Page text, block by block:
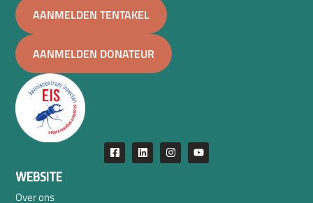
AANMELDEN TENTAKEL
AANMELDEN DONATEUR
WEBSITE
Over ons